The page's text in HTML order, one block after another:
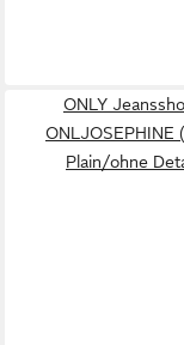
ONLY
ONLJOSEPHINE
Plain/ohne